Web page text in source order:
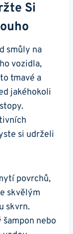
Si
smůly na
vozidla,
tmavé a
jakéhokoli
si udrželi
povrchů,
skvělým
skvrn.
nebo